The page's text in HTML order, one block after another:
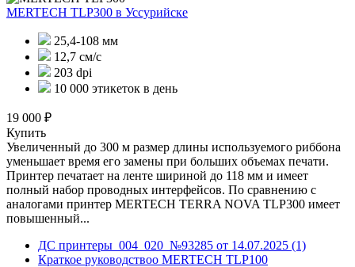
MERTECH TLP300 в Уссурийске
25,4-108 мм
12,7 см/с
203 dpi
10 000 этикеток в день
19 000 ₽
Купить
Увеличенный до 300 м размер длины используемого риббона
уменьшает время его замены при больших объемах печати.
Принтер печатает на ленте шириной до 118 мм и имеет
полный набор проводных интерфейсов. По сравнению с
аналогами принтер MERTECH TERRA NOVA TLP300 имеет
повышенный...
ДС принтеры_004_020_№93285 от 14.07.2025 (1)
Краткое руководствоо MERTECH TLP100